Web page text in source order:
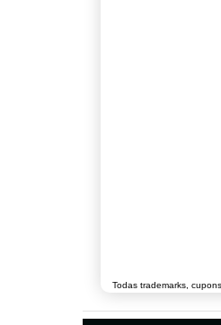
Todas trademarks,